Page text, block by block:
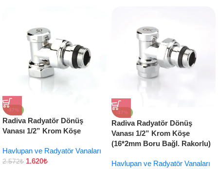
-37%
Radiva Radyatör Dönüş
Vanası 1/2” Krom Köşe
Havlupan ve Radyatör Vanaları
2.572₺ 1.620₺
-37%
Radiva Radyatör Dönüş
Vanası 1/2” Krom Köşe
(16*2mm Boru Bağl. Rakorlu)
Havlupan ve Radyatör Vanaları